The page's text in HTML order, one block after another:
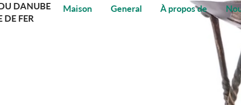
Maison General À propos de
DANUBE
DE FER